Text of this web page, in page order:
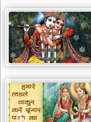
bhajans
रानी
सती
दादी
भजन
rani
dadi
bhajans
बावा
लाल